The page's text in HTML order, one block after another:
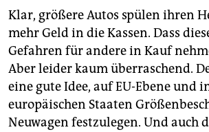
Klar, größere Autos spülen ihren
mehr Geld in die Kassen. Dass
Gefahren für andere in Kauf
Aber leider kaum überraschend.
eine gute Idee, auf EU-Ebene und
europäischen Staaten
Neuwagen festzulegen. Und auch